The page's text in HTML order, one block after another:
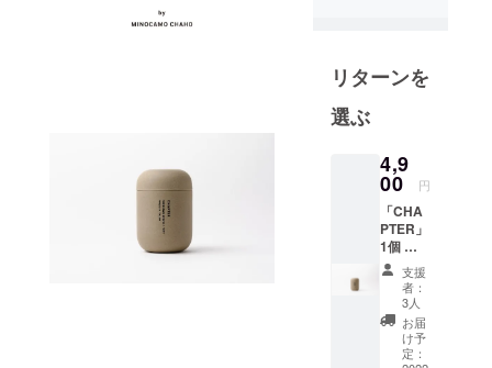
り、暮らし
が少し豊か
になる。そ
んな未来
を、茶淹-
chaenは目指
していま
==========
==========
==========
リターンを
選ぶ
4,9
00 円
「CHA
PTER」
1個 ＋
お試し
用煎茶
ティー
バッグ1
ターン
支援
者：
3人
お届
け予
定：